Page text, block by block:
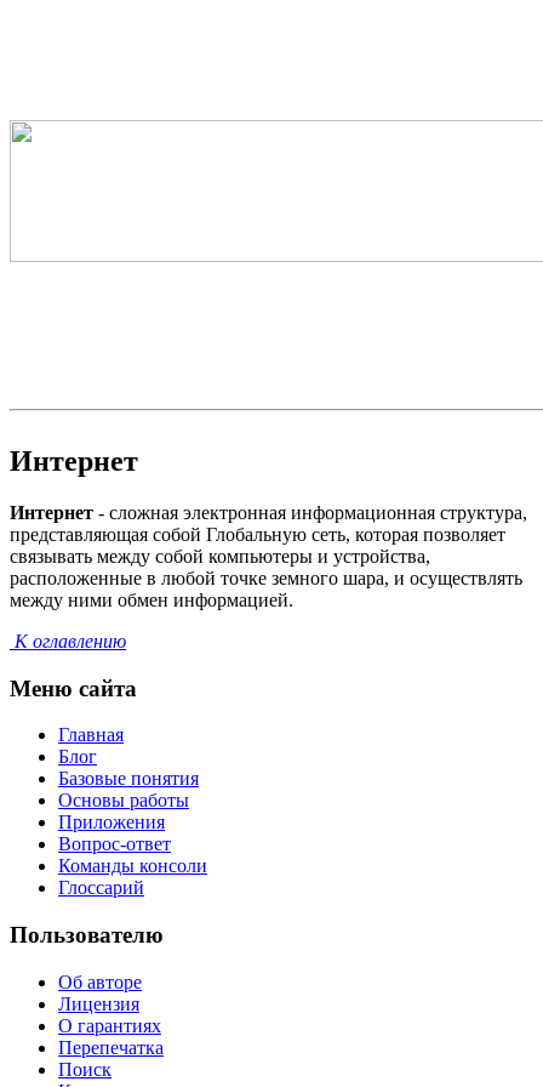
Интернет
Интернет - сложная электронная информационная структура,
представляющая собой Глобальную сеть, которая позволяет
связывать между собой компьютеры и устройства,
расположенные в любой точке земного шара, и осуществлять
между ними обмен информацией.
К оглавлению
Меню сайта
Главная
Блог
Базовые понятия
Основы работы
Приложения
Вопрос-ответ
Команды консоли
Глоссарий
Пользователю
Об авторе
Лицензия
О гарантиях
Перепечатка
Поиск